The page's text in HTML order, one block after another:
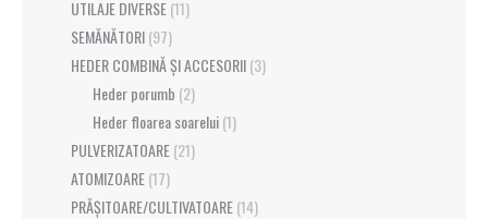
UTILAJE DIVERSE(11)
SEMĂNĂTORI(97)
HEDER COMBINĂ ȘI ACCESORII(3)
Heder porumb (2)
Heder floarea soarelui(1)
PULVERIZATOARE(21)
ATOMIZOARE(17)
PRĂȘITOARE/CULTIVATOARE(14)